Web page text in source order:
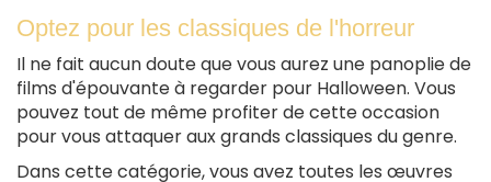
Optez pour les classiques de l'horreur
Il ne fait aucun doute que vous aurez une panoplie de
films d'épouvante à regarder pour Halloween. Vous
pouvez tout de même profiter de cette occasion
pour vous attaquer aux grands classiques du genre.
Dans cette catégorie, vous avez toutes les œuvres